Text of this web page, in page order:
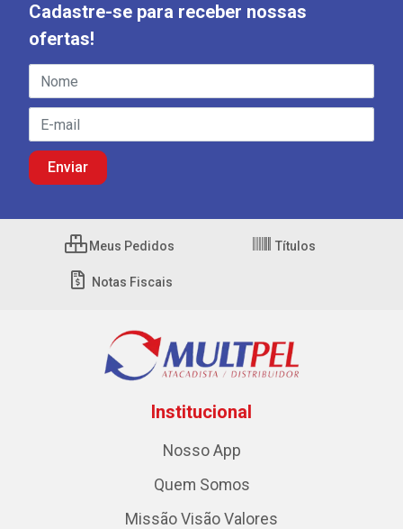
Cadastre-se para receber nossas
ofertas!
Meus Pedidos Títulos
Notas Fiscais
Institucional
Nosso App
Quem Somos
Missão Visão Valores